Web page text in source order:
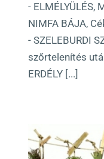
- ELMÉLYÜLÉS,
NIMFA BÁJA,
- SZELEBURDI
szőrtelenítés
ERDÉLY [...]